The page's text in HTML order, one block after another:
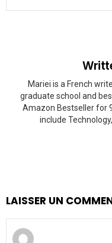
Mariei is a French
graduate school and
Amazon Bestseller for
include
LAISSER UN